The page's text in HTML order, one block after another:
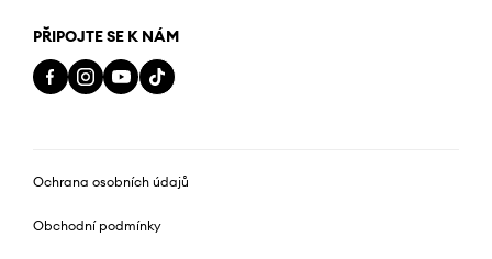
PŘIPOJTE SE K NÁM
Ochrana osobních údajů
Obchodní podmínky